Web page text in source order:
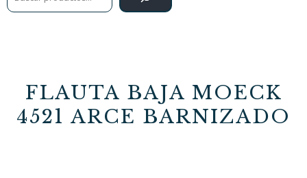
FLAUTA BAJA MOECK
4521 ARCE BARNIZADO